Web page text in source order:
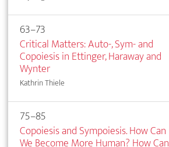
63–73
Critical Matters: Auto-, Sym- and
Copoiesis in Ettinger, Haraway and
Wynter
Kathrin Thiele
75–85
Copoiesis and Sympoiesis. How Can
We Become More Human? How Can